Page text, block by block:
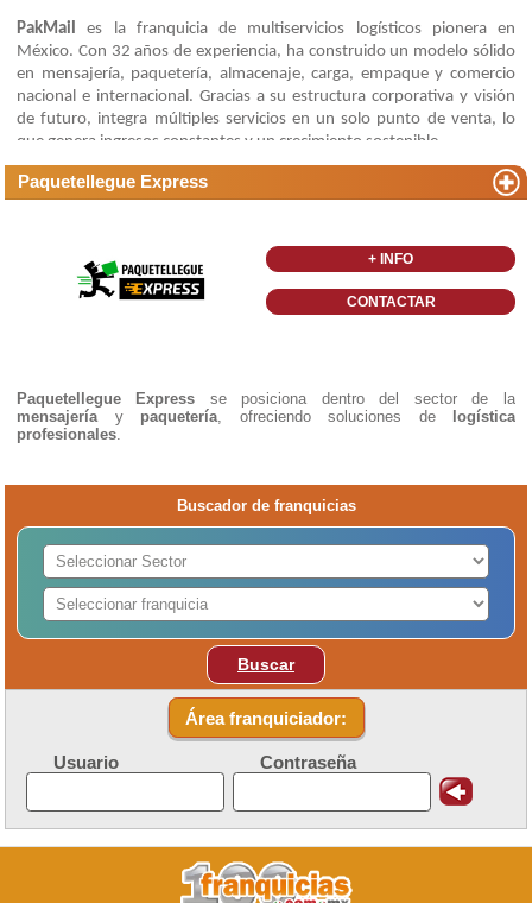
PakMail
es la franquicia de multiservicios logísticos pionera en
México. Con 32 años de experiencia, ha construido un modelo sólido
en mensajería, paquetería, almacenaje, carga, empaque y comercio
nacional e internacional. Gracias a su estructura corporativa y visión
de futuro, integra múltiples servicios en un solo punto de venta, lo
que genera ingresos constantes y un crecimiento sostenible.
Paquetellegue Express
+ INFO
CONTACTAR
Paquetellegue Express se posiciona dentro del sector de la
mensajería y paquetería , ofreciendo soluciones de
logística
profesionales
Buscador de franquicias
Buscar
Área franquiciador:
Usuario Contraseña